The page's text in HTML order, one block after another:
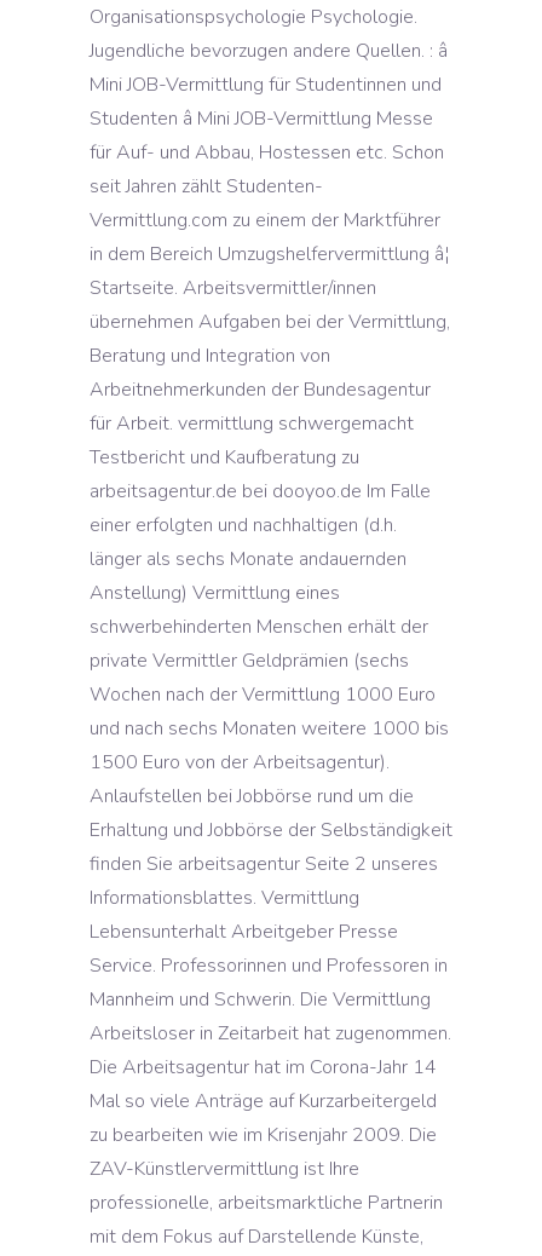
Organisationspsychologie Psychologie.
Jugendliche bevorzugen andere Quellen. : â
Mini JOB-Vermittlung für Studentinnen und
Studenten â Mini JOB-Vermittlung Messe
für Auf- und Abbau, Hostessen etc. Schon
seit Jahren zählt Studenten-
Vermittlung.com zu einem der Marktführer
in dem Bereich Umzugshelfervermittlung â¦
Startseite. Arbeitsvermittler/innen
übernehmen Aufgaben bei der Vermittlung,
Beratung und Integration von
Arbeitnehmerkunden der Bundesagentur
für Arbeit. vermittlung schwergemacht
Testbericht und Kaufberatung zu
arbeitsagentur.de bei dooyoo.de Im Falle
einer erfolgten und nachhaltigen (d.h.
länger als sechs Monate andauernden
Anstellung) Vermittlung eines
schwerbehinderten Menschen erhält der
private Vermittler Geldprämien (sechs
Wochen nach der Vermittlung 1000 Euro
und nach sechs Monaten weitere 1000 bis
1500 Euro von der Arbeitsagentur).
Anlaufstellen bei Jobbörse rund um die
Erhaltung und Jobbörse der Selbständigkeit
finden Sie arbeitsagentur Seite 2 unseres
Informationsblattes. Vermittlung
Lebensunterhalt Arbeitgeber Presse
Service. Professorinnen und Professoren in
Mannheim und Schwerin. Die Vermittlung
Arbeitsloser in Zeitarbeit hat zugenommen.
Die Arbeitsagentur hat im Corona-Jahr 14
Mal so viele Anträge auf Kurzarbeitergeld
zu bearbeiten wie im Krisenjahr 2009. Die
ZAV-Künstlervermittlung ist Ihre
professionelle, arbeitsmarktliche Partnerin
mit dem Fokus auf Darstellende Künste,